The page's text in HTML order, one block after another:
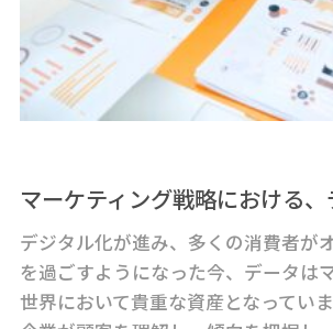
マーケティング戦略における
デジタル化が進み、多くの消費者が
を過ごすようになった今、データは
世界において貴重な資産となっていま